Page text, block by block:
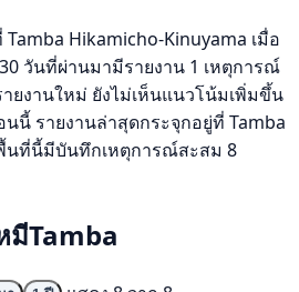
Hikamicho-Kinuyama เมื่อ
วันที่ผ่านมามีรายงาน 1 เหตุการณ์
ยงานใหม่ ยังไม่เห็นแนวโน้มเพิ่มขึ้น
นนี้ รายงานล่าสุดกระจุกอยู่ที่ Tamba
นที่นี้มีบันทึกเหตุการณ์สะสม 8
มีTamba